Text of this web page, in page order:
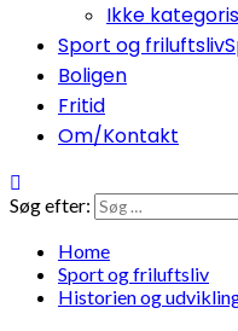
Ikke
Sport og friluftsliv
Boligen
Fritid
Om/Kontakt
Søg efter:
Home
Sport og friluftsliv
Historien og